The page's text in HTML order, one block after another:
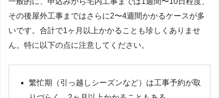
その後屋外工事まではさらに2〜4週間かかるケースが多
いです。合計で1ヶ月以上かかることも珍しくありませ
ん。特に以下の点に注意してください。
繁忙期（引っ越しシーズンなど）は工事予約が取